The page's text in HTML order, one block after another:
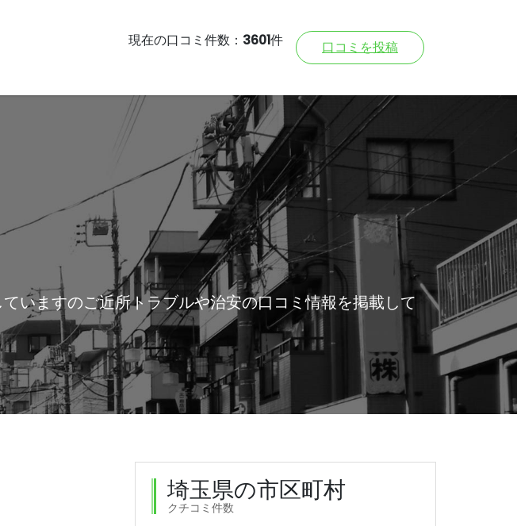
現在の口コミ件数： 3601件 口コミを投稿
いますのご近所トラブルや治安の口コミ情報を掲載して
埼玉県の市区町村
クチコミ件数